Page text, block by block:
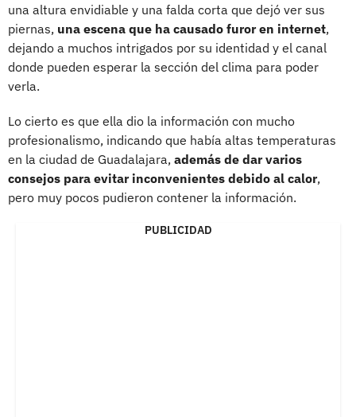
una altura envidiable y una falda corta que dejó ver sus
piernas, una escena que ha causado furor en internet,
dejando a muchos intrigados por su identidad y el canal
donde pueden esperar la sección del clima para poder
verla.
Lo cierto es que ella dio la información con mucho
profesionalismo, indicando que había altas temperaturas
en la ciudad de Guadalajara, además de dar varios
consejos para evitar inconvenientes debido al calor,
pero muy pocos pudieron contener la información.
PUBLICIDAD